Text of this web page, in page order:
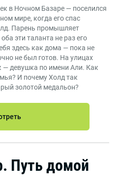
в Ночном Базаре — поселился
мире, когда его спас
Парень промышляет
эти таланта не раз его
здесь как дома — пока не
не был готов. На улицах
— девушка по имени Али. Как
И почему Холд так
золотой медальон?
Путь домой